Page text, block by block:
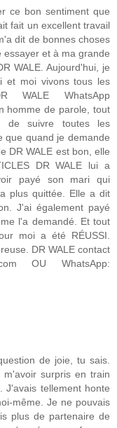
ce bon sentiment que
fait un excellent travail
dit de bonnes choses
essayer et à ma grande
WALE. Aujourd'hui, je
et moi vivons tous les
WALE WhatsApp
homme de parole, tout
suivre toutes les
que quand je demande
DR WALE est bon, elle
DR WALE lui a
payé son mari qui
plus quittée. Elle a dit
J'ai également payé
l'a demandé. Et tout
moi a été RÉUSSI.
DR WALE contact
OU WhatsApp:
de joie, tu sais.
surpris en train
tellement honte
même. Je ne pouvais
plus de partenaire de